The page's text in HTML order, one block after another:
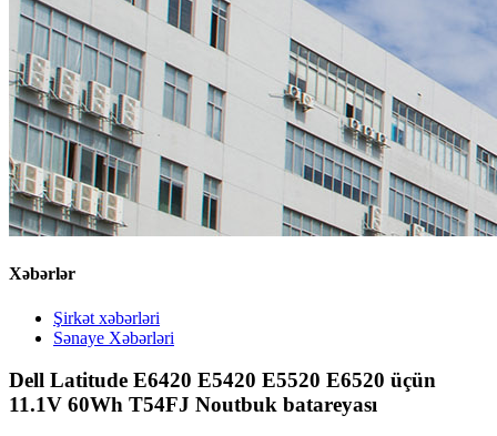
Xəbərlər
Şirkət xəbərləri
Sənaye Xəbərləri
Dell Latitude E6420 E5420 E5520 E6520 üçün
11.1V 60Wh T54FJ Noutbuk batareyası